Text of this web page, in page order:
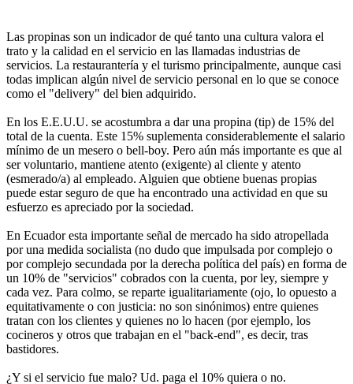
Las propinas son un indicador de qué tanto una cultura valora el
trato y la calidad en el servicio en las llamadas industrias de
servicios. La restaurantería y el turismo principalmente, aunque casi
todas implican algún nivel de servicio personal en lo que se conoce
como el "delivery" del bien adquirido.
En los E.E.U.U. se acostumbra a dar una propina (tip) de 15% del
total de la cuenta. Este 15% suplementa considerablemente el salario
mínimo de un mesero o bell-boy. Pero aún más importante es que al
ser voluntario, mantiene atento (exigente) al cliente y atento
(esmerado/a) al empleado. Alguien que obtiene buenas propias
puede estar seguro de que ha encontrado una actividad en que su
esfuerzo es apreciado por la sociedad.
En Ecuador esta importante señal de mercado ha sido atropellada
por una medida socialista (no dudo que impulsada por complejo o
por complejo secundada por la derecha política del país) en forma de
un 10% de "servicios" cobrados con la cuenta, por ley, siempre y
cada vez. Para colmo, se reparte igualitariamente (ojo, lo opuesto a
equitativamente o con justicia: no son sinónimos) entre quienes
tratan con los clientes y quienes no lo hacen (por ejemplo, los
cocineros y otros que trabajan en el "back-end", es decir, tras
bastidores.
¿Y si el servicio fue malo? Ud. paga el 10% quiera o no.